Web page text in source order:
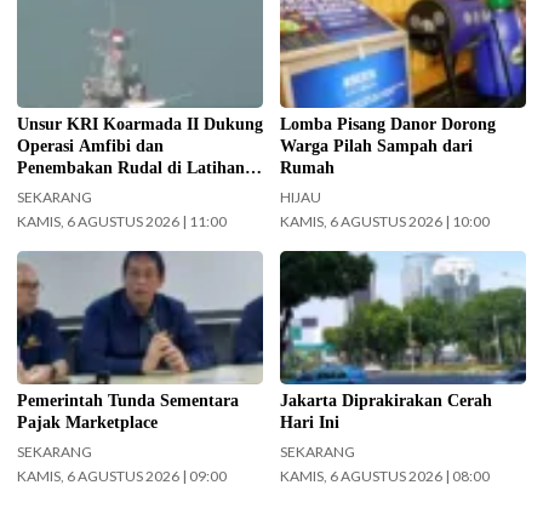
TNI Terintegrasi Tahun 2026 yang
digelar di Daerah Latihan TNI AL
Pantai Todak, Dabo Singkep,
Kabupaten Lingga, Kepulauan Riau.
(Foto: Pen/2)
Unsur KRI Koarmada II Dukung
Operasi Amfibi dan
Penembakan Rudal di Latihan
TNI Terintegrasi Tahun 2026
SEKARANG
KAMIS, 6 AGUSTUS 2026 | 11:00
Pisang Danor. (Foto:
Surabaya.go.id)
Lomba Pisang Danor Dorong
Warga Pilah Sampah dari
Rumah
HIJAU
KAMIS, 6 AGUSTUS 2026 | 10:00
Menteri Keuangan (Menkeu)
Purbaya Yudhi Sadewa.
(InfoPublik.id)
Pemerintah Tunda Sementara
Pajak Marketplace
SEKARANG
KAMIS, 6 AGUSTUS 2026 | 09:00
Cuaca wilayah Jakarta hari ini
diprediksi cerah. (Foto: Doc-
beritajakarta.id)
Jakarta Diprakirakan Cerah
Hari Ini
SEKARANG
KAMIS, 6 AGUSTUS 2026 | 08:00